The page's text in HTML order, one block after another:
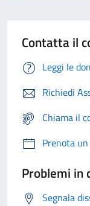
Contatta il
Leggi le
Richiedi
Chiama il
Prenota
Problemi in
Segnala